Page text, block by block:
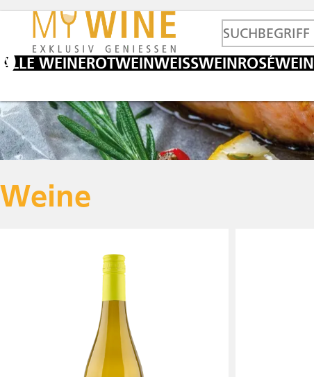
ALLE WEINEROTWEINWEISSWEINROSÉWEIN
Weine